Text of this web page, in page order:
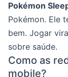
Pokémon
Pokémon. Ele
bem. Jogar
sobre saúde.
Como as
mobile?